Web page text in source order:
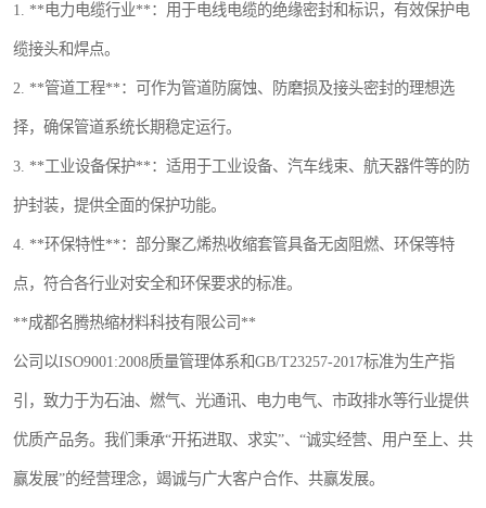
1. **电力电缆行业**：用于电线电缆的绝缘密封和标识，有效保护电
缆接头和焊点。
2. **管道工程**：可作为管道防腐蚀、防磨损及接头密封的理想选
择，确保管道系统长期稳定运行。
3. **工业设备保护**：适用于工业设备、汽车线束、航天器件等的防
护封装，提供全面的保护功能。
4. **环保特性**：部分聚乙烯热收缩套管具备无卤阻燃、环保等特
点，符合各行业对安全和环保要求的标准。
**成都名腾热缩材料科技有限公司**
公司以ISO9001:2008质量管理体系和GB/T23257-2017标准为生产指
引，致力于为石油、燃气、光通讯、电力电气、市政排水等行业提供
优质产品务。我们秉承“开拓进取、求实”、“诚实经营、用户至上、共
赢发展”的经营理念，竭诚与广大客户合作、共赢发展。